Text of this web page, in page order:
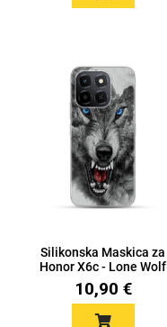
Silikonska Maskica za
Honor X6c - Lone Wolf
10,90 €
Doodles